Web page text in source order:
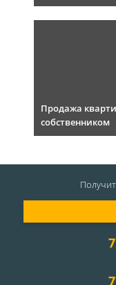
Продажа
собственником